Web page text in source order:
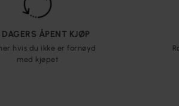
ÅPENT KJØP
hvis du ikke er fornøyd
med kjøpet